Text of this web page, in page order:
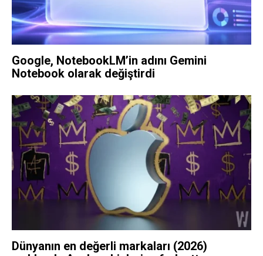
Google, NotebookLM’in adını Gemini
Notebook olarak değiştirdi
Dünyanın en değerli markaları (2026)